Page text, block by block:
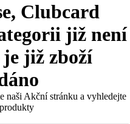
Clubcard
již není
již zboží
naši Akční stránku a vyhledejte